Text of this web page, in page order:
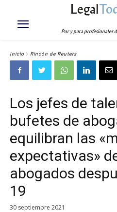
Legal
Por y para profesionales
Inicio Rincón de Reuters
Los jefes de
bufetes de
equilibran las
expectativas»
abogados
19
30 septiembre 2021